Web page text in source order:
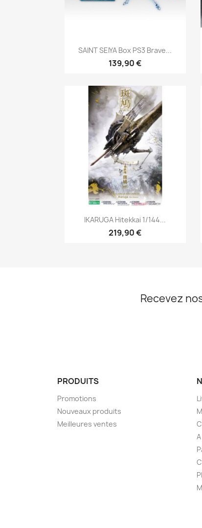
Aperçu rapide
SAINT SEIYA Box PS3 Brave...
139,90 €
Aperçu rapide
IKARUGA Hitekkai 1/144...
219,90 €
Recevez
PRODUITS
Promotions
Nouveaux produits
Meilleures ventes